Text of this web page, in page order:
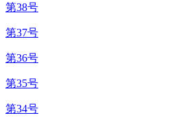
第38号
第37号
第36号
第35号
第34号